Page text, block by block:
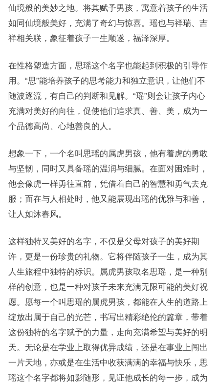
仙境般的美妙之地。将其赋予男孩，寓意着孩子的生活
如同仙境般美好，充满了奇幻与惊喜。瑶也与祥瑞、吉
祥相关联，象征着孩子一生顺遂，福泽深厚。
在性格塑造方面，思瑶这个名字也能起到积极的引导作
用。“思”能培养孩子的思考能力和独立意识，让他们不
随波逐流，有自己的判断和见解。“瑶”则会让孩子内心
充满对美好的向往，促使他们追求真、善、美，成为一
个品德高尚、心地善良的人。
想象一下，一个名叫思瑶的属虎男孩，他有着虎的勇敢
与坚韧，同时又具备瑶的温润与细腻。在面对困难时，
他会像虎一样勇往直前，凭借着自己的智慧和勇气去克
服；而在与人相处时，他又能展现出瑶的优雅与和善，
让人如沐春风。
这样独特又美好的名字，不仅是父母对孩子的美好期
许，更是一份珍贵的礼物。它将伴随孩子一生，成为其
人生旅程中独特的标识。属虎男孩取名思瑶，是一种别
样的创意，也是一种对孩子未来充满无限可能的美好祝
愿。愿每一个叫思瑶的属虎男孩，都能在人生的道路上
绽放出属于自己的光芒，书写出精彩绝伦的篇章，带着
这份独特的名字赋予的力量，走向充满希望与美好的明
天。无论是在学业上取得优异成绩，还是在事业上闯出
一片天地，亦或是在生活中收获满满的幸福与快乐，思
瑶这个名字都将如影随形，见证他成长的每一步，成为